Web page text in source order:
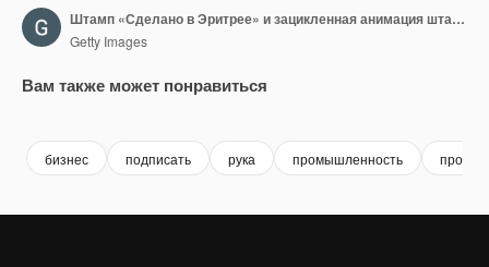
Штамп «Сделано в Эритрее» и зацикленная анимация штамповки
Getty Images
Вам также может понравиться
бизнес подписать рука промышленность